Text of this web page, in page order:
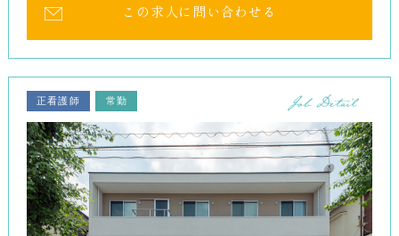
この求人に問い合わせる
正看護師 常勤